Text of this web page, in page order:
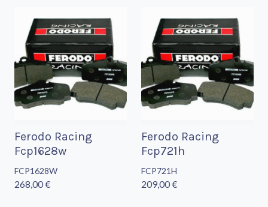
Ferodo Racing
Fcp1628w
FCP1628W
268,00 €
Ferodo Racing
Fcp721h
FCP721H
209,00 €